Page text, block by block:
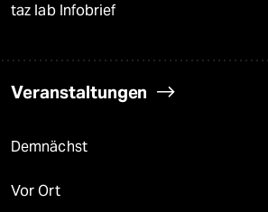
taz lab Infobrief
Veranstaltungen
Demnächst
Vor Ort